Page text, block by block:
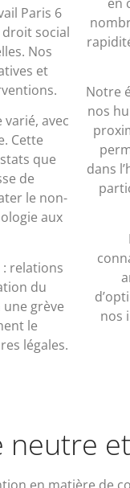
Paris 6
social
Nos
et
avec
Cette
que
de
le non-
aux
relations
du
grève
le
légales.
Notre
nos
dans
nos
neutre